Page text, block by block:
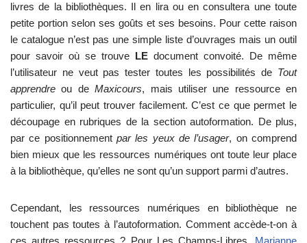
livres de la bibliothèques. Il en lira ou en consultera une toute
petite portion selon ses goûts et ses besoins. Pour cette raison
le catalogue n’est pas une simple liste d’ouvrages mais un outil
pour savoir où se trouve LE document convoité. De même
l’utilisateur ne veut pas tester toutes les possibilités de Tout
apprendreou deMaxicours, mais utiliser une ressource en
particulier, qu’il peut trouver facilement. C’est ce que permet le
découpage en rubriques de la section autoformation. De plus,
par ce positionnement par les yeux de l’usager, on comprend
bien mieux que les ressources numériques ont toute leur place
à la bibliothèque, qu’elles ne sont qu’un support parmi d’autres.
Cependant, les ressources numériques en bibliothèque ne
touchent pas toutes à l’autoformation. Comment accède-t-on à
ces autres ressources ? Pour Les Champs-Libres, Marianne